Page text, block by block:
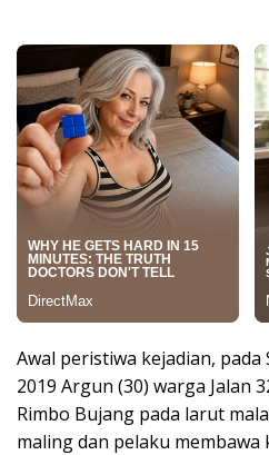
Awal peristiwa kejadian, pada
2019 Argun (30) warga Jalan
Rimbo Bujang pada larut
maling dan pelaku